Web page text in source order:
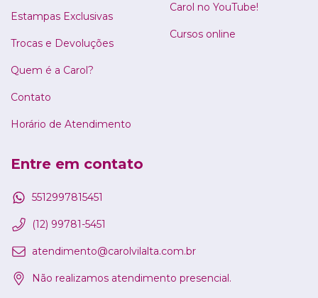
Estampas Exclusivas
Trocas e Devoluções
Quem é a Carol?
Contato
Horário de Atendimento
Carol no YouTube!
Cursos online
Entre em contato
5512997815451
(12) 99781-5451
atendimento@carolvilalta.com.br
Não realizamos atendimento presencial.